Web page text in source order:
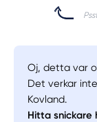
Oj, detta var
Det verkar
Kovland.
Hitta snickare